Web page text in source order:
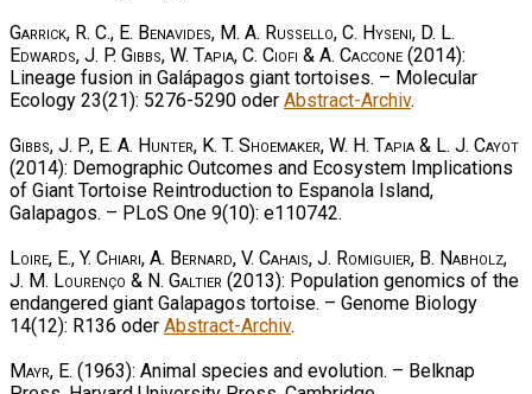
Garrick, R. C., E. Benavides, M. A. Russello, C. Hyseni, D. L.
Edwards, J. P. Gibbs, W. Tapia, C. Ciofi & A. Caccone (2014):
Lineage fusion in Galápagos giant tortoises. – Molecular
Ecology 23(21): 5276-5290 oder Abstract-Archiv.
Gibbs, J. P., E. A. Hunter, K. T. Shoemaker, W. H. Tapia & L. J. Cayot
(2014): Demographic Outcomes and Ecosystem Implications
of Giant Tortoise Reintroduction to Espanola Island,
Galapagos. – PLoS One 9(10): e110742.
Loire, E., Y. Chiari, A. Bernard, V. Cahais, J. Romiguier, B. Nabholz,
J. M. Lourenço & N. Galtier (2013): Population genomics of the
endangered giant Galapagos tortoise. – Genome Biology
14(12): R136 oder Abstract-Archiv.
Mayr, E. (1963): Animal species and evolution. – Belknap